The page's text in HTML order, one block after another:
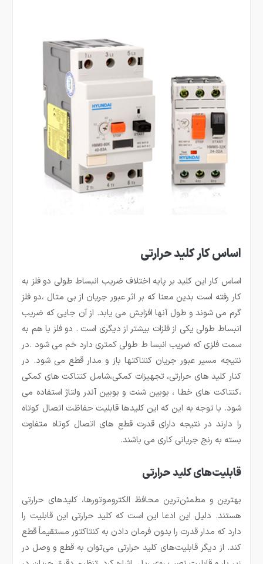
اساس کار کلید حرارتی
اساس کار این کلید بر پایه اختلاف ضریب انبساط طولی دو فلز به
کار رفته است بدین معنا که بر اثر عبور جریان از بی متال ،دو فلز
گرم می شوند و طول آنها افزایش می یابد. از آن جایی که ضریب
انبساط طولی یکی از فلزات بیشتر از دیگری است . دو فلز با هم به
سمت فلزی که ضریب انبسا ط طولی کمتری دارد خم می شود .در
نتیجه مسیر عبور جریان کنتاکتها باز و مدار قطع می شود. در
کنار کلید های حرارتی، تجهیزات کمکی،شامل کنتاکت های کمکی
،کنتاکت های خطا ، بوبین شنت و بوبین آندر ولتاژ استفاده می
شود. با توجه به این که این کلیدها قابلیت حفاظت اتصال کوتاه
را دارند در نتیجه دارای قدرت قطع های اتصال کوتاه متفاوت
بسته به رنج جریانی کاری می باشند.
قابلیت‌های کلید حرارتی
بهترین و مطمئن‌ترین محافظ الکتروموتورها، کلیدهای حرارتی
هستند. دلیل این ادعا این است که کلید حرارتی این قابلیت را
دارد که مدار قدرت را بدون فرمان دادن به کنتاکتور مستقیماً قطع
کند. از دیگر قابلیت‌های کلید حرارتی می‌توان به قطع و وصل در